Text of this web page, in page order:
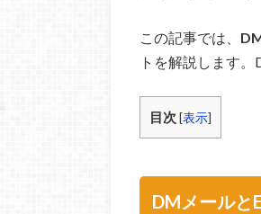
この記事では、
トを解説します
目次 [表示]
DMメールと